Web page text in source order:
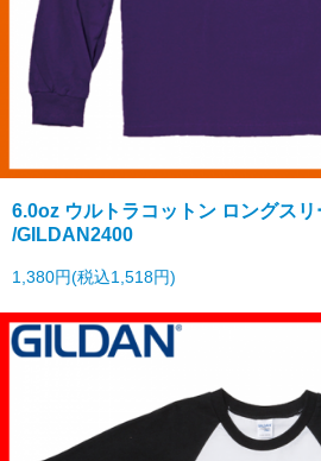
6.0oz ウルトラコットン ロングス
/GILDAN2400
1,380円(税込1,518円)